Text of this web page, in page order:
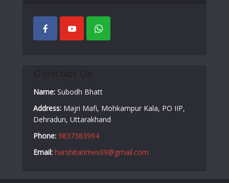
Name: Subodh Bhatt
Address: Majri Mafi, Mohkampur Kala, PO IIP,
Dehradun, Uttarakhand
Phone: 9837383994
Email: harshitatimes09@gmail.com